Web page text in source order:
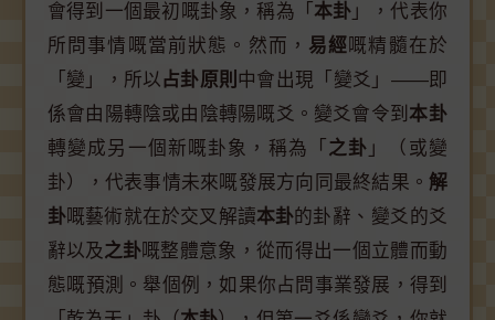
會得到一個最初嘅卦象，稱為「 本卦 」，代表你
所問事情嘅當前狀態。然而， 易經嘅精髓在於
「變」，所以占卦原則 中會出現「變爻」——即
係會由陽轉陰或由陰轉陽嘅爻。變爻會令到 本卦
轉變成另一個新嘅卦象，稱為「 之卦 」（或變
卦），代表事情未來嘅發展方向同最終結果。 解
卦嘅藝術就在於交叉解讀本卦的卦辭、變爻的爻
辭以及之卦嘅整體意象，從而得出一個立體而動
態嘅預測。舉個例，如果你占問事業發展，得到